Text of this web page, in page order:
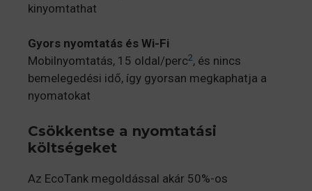
kinyomtathat
Gyors nyomtatás és Wi-Fi
Mobilnyomtatás, 15 oldal/perc2, és nincs
bemelegedési idő, így gyorsan megkaphatja a
nyomatokat
Csökkentse a nyomtatási
költségeket
Az EcoTank megoldással akár 50%-os